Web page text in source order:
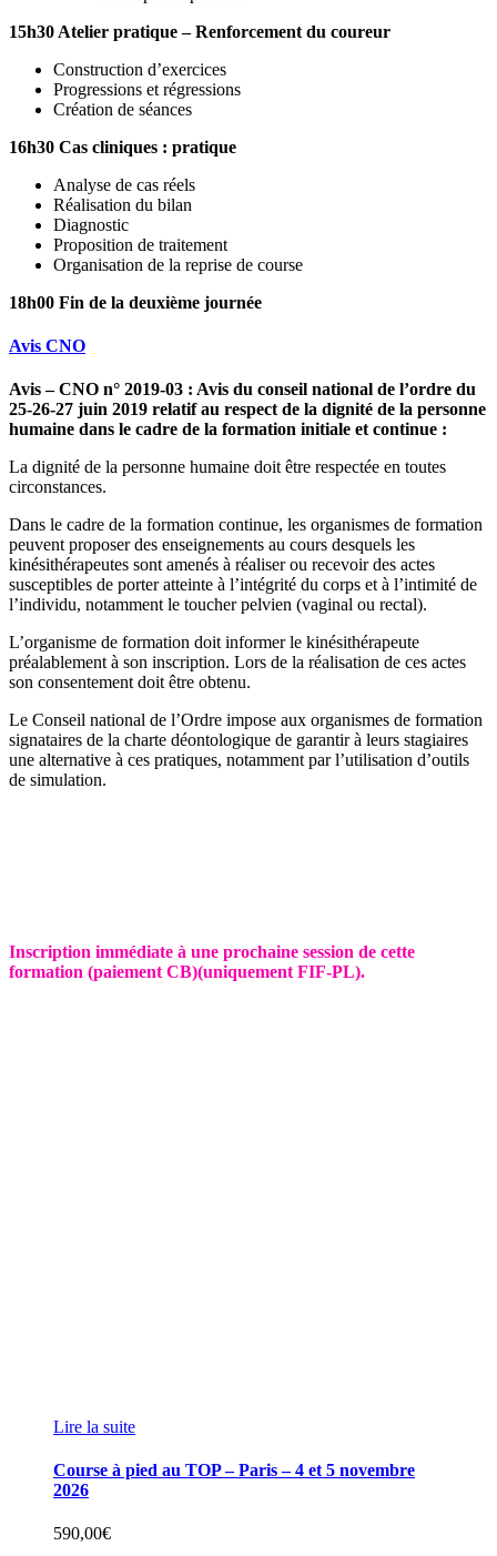
15h30 Atelier pratique – Renforcement du coureur
Construction d’exercices
Progressions et régressions
Création de séances
16h30 Cas cliniques : pratique
Analyse de cas réels
Réalisation du bilan
Diagnostic
Proposition de traitement
Organisation de la reprise de course
18h00 Fin de la deuxième journée
Avis CNO
Avis – CNO n° 2019-03 : Avis du conseil national de l’ordre du
25-26-27 juin 2019 relatif au respect de la dignité de la personne
humaine dans le cadre de la formation initiale et continue :
La dignité de la personne humaine doit être respectée en toutes
circonstances.
Dans le cadre de la formation continue, les organismes de formation
peuvent proposer des enseignements au cours desquels les
kinésithérapeutes sont amenés à réaliser ou recevoir des actes
susceptibles de porter atteinte à l’intégrité du corps et à l’intimité de
l’individu, notamment le toucher pelvien (vaginal ou rectal).
L’organisme de formation doit informer le kinésithérapeute
préalablement à son inscription. Lors de la réalisation de ces actes
son consentement doit être obtenu.
Le Conseil national de l’Ordre impose aux organismes de formation
signataires de la charte déontologique de garantir à leurs stagiaires
une alternative à ces pratiques, notamment par l’utilisation d’outils
de simulation.
Inscription immédiate à une prochaine session de cette
formation (paiement CB)(uniquement FIF-PL).
Lire la suite
Course à pied au TOP – Paris – 4 et 5 novembre
2026
590,00€